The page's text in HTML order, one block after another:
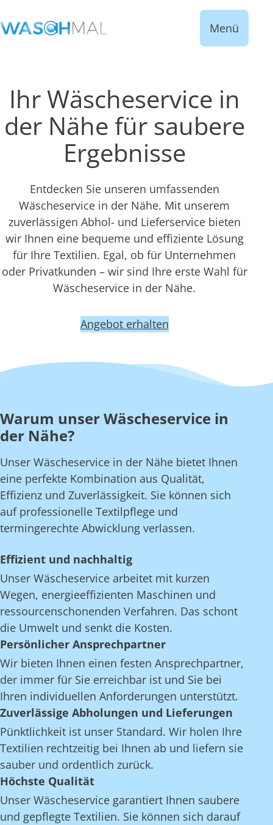
Menü
Ihr Wäscheservice in
der Nähe für saubere
Ergebnisse
Entdecken Sie unseren umfassenden
Wäscheservice in der Nähe. Mit unserem
zuverlässigen Abhol- und Lieferservice bieten
wir Ihnen eine bequeme und effiziente Lösung
für Ihre Textilien. Egal, ob für Unternehmen
oder Privatkunden – wir sind Ihre erste Wahl für
Wäscheservice in der Nähe.
Angebot erhalten
Warum unser Wäscheservice in
der Nähe?
Unser Wäscheservice in der Nähe bietet Ihnen
eine perfekte Kombination aus Qualität,
Effizienz und Zuverlässigkeit. Sie können sich
auf professionelle Textilpflege und
termingerechte Abwicklung verlassen.
Effizient und nachhaltig
Unser Wäscheservice arbeitet mit kurzen
Wegen, energieeffizienten Maschinen und
ressourcenschonenden Verfahren. Das schont
die Umwelt und senkt die Kosten.
Persönlicher Ansprechpartner
Wir bieten Ihnen einen festen Ansprechpartner,
der immer für Sie erreichbar ist und Sie bei
Ihren individuellen Anforderungen unterstützt.
Zuverlässige Abholungen und Lieferungen
Pünktlichkeit ist unser Standard. Wir holen Ihre
Textilien rechtzeitig bei Ihnen ab und liefern sie
sauber und ordentlich zurück.
Höchste Qualität
Unser Wäscheservice garantiert Ihnen saubere
und gepflegte Textilien. Sie können sich darauf